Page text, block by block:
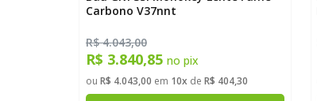
Carbono V37nnt
R$ 4.043,00
R$ 3.840,85 no pix
ou R$ 4.043,00 em 10xde R$ 404,30